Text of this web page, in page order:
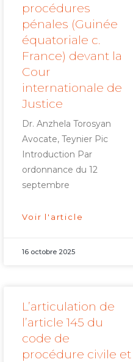
procédures
pénales (Guinée
équatoriale c.
France) devant la
Cour
internationale de
Justice
Dr. Anzhela Torosyan
Avocate, Teynier Pic
Introduction Par
ordonnance du 12
septembre
Voir l'article
16 octobre 2025
L’articulation de
l’article 145 du
code de
procédure civile et